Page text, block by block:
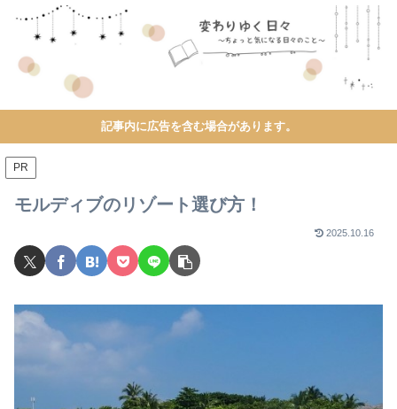
記事内に広告を含む場合があります。
PR
モルディブのリゾート選び方！
2025.10.16